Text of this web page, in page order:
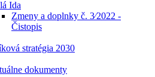
Ida
Zmeny a doplnky č. 3⁄2022 -
Čistopis
stratégia 2030
dokumenty